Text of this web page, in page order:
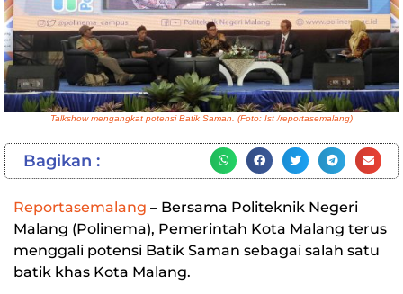
Talkshow mengangkat potensi Batik Saman. (Foto: Ist /reportasemalang)
Bagikan :
Reportasemalang – Bersama Politeknik Negeri
Malang (Polinema), Pemerintah Kota Malang terus
menggali potensi Batik Saman sebagai salah satu
batik khas Kota Malang.